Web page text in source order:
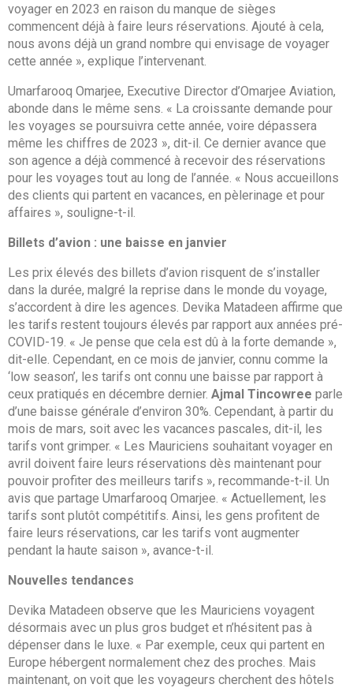
voyager en 2023 en raison du manque de sièges
commencent déjà à faire leurs réservations. Ajouté à cela,
nous avons déjà un grand nombre qui envisage de voyager
cette année », explique l’intervenant.
Umarfarooq Omarjee, Executive Director d’Omarjee Aviation,
abonde dans le même sens. « La croissante demande pour
les voyages se poursuivra cette année, voire dépassera
même les chiffres de 2023 », dit-il. Ce dernier avance que
son agence a déjà commencé à recevoir des réservations
pour les voyages tout au long de l’année. « Nous accueillons
des clients qui partent en vacances, en pèlerinage et pour
affaires », souligne-t-il.
Billets d’avion : une baisse en janvier
Les prix élevés des billets d’avion risquent de s’installer
dans la durée, malgré la reprise dans le monde du voyage,
s’accordent à dire les agences. Devika Matadeen affirme que
les tarifs restent toujours élevés par rapport aux années pré-
COVID-19. « Je pense que cela est dû à la forte demande »,
dit-elle. Cependant, en ce mois de janvier, connu comme la
‘low season’, les tarifs ont connu une baisse par rapport à
ceux pratiqués en décembre dernier. Ajmal Tincowree parle
d’une baisse générale d’environ 30%. Cependant, à partir du
mois de mars, soit avec les vacances pascales, dit-il, les
tarifs vont grimper. « Les Mauriciens souhaitant voyager en
avril doivent faire leurs réservations dès maintenant pour
pouvoir profiter des meilleurs tarifs », recommande-t-il. Un
avis que partage Umarfarooq Omarjee. « Actuellement, les
tarifs sont plutôt compétitifs. Ainsi, les gens profitent de
faire leurs réservations, car les tarifs vont augmenter
pendant la haute saison », avance-t-il.
Nouvelles tendances
Devika Matadeen observe que les Mauriciens voyagent
désormais avec un plus gros budget et n’hésitent pas à
dépenser dans le luxe. « Par exemple, ceux qui partent en
Europe hébergent normalement chez des proches. Mais
maintenant, on voit que les voyageurs cherchent des hôtels